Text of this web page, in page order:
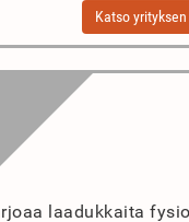
Katso
laadukkaita